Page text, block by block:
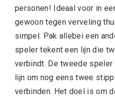
personen! Ideaal voor in
gewoon tegen verveling
simpel. Pak allebei een
speler tekent een lijn die
verbindt. De tweede
lijn om nog eens twee
verbinden. Het doel is om